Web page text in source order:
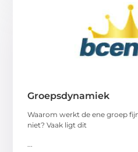
Groepsdynamiek
Waarom werkt de ene groep
niet? Vaak ligt dit